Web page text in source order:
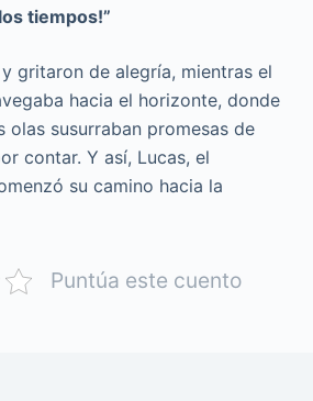
tiempos!”
gritaron de alegría, mientras el
hacia el horizonte, donde
olas susurraban promesas de
contar. Y así, Lucas, el
su camino hacia la
Puntúa este cuento